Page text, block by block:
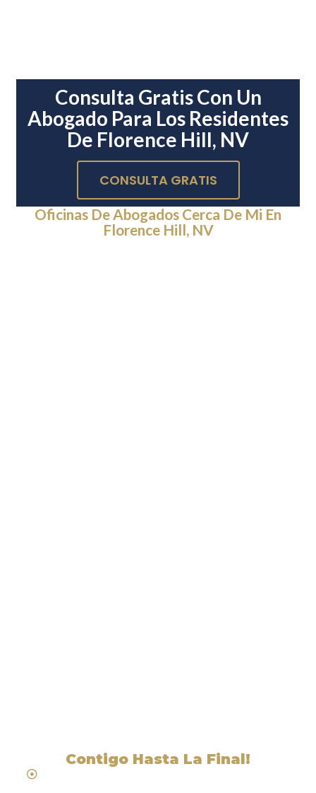
Consulta Gratis Con Un
Abogado Para Los Residentes
De Florence Hill, NV
CONSULTA GRATIS
Oficinas De Abogados Cerca De Mi En
Florence Hill, NV
Contigo Hasta La Final!